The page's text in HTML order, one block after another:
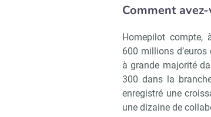
Comment
Homepilot compte,
600 millions
à grande majorité
300 dans la
enregistré une
une dizaine de